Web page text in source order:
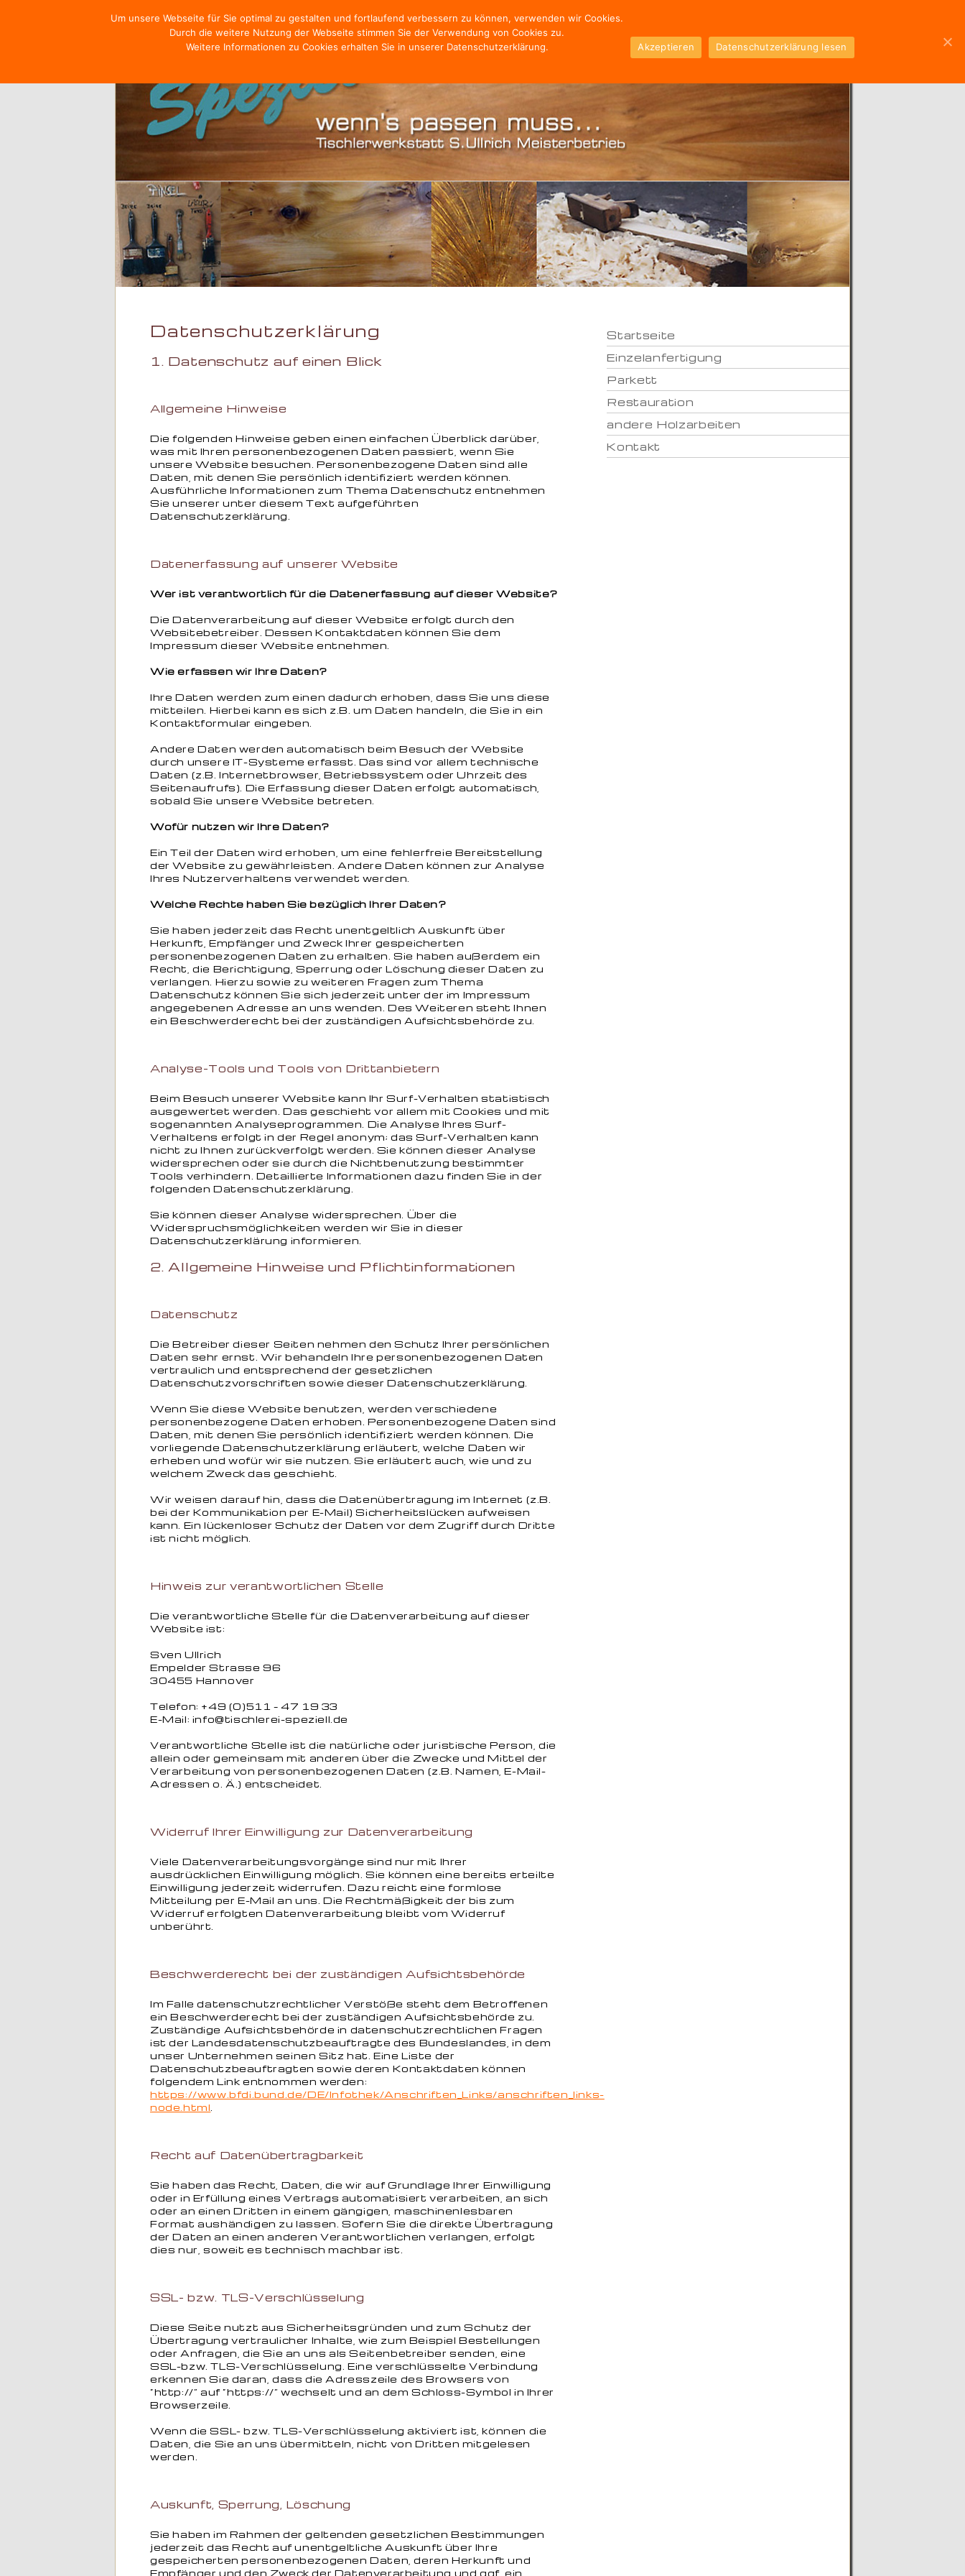
Datenschutzerklärung
1. Datenschutz auf einen Blick
Allgemeine Hinweise
Die folgenden Hinweise geben einen einfachen Überblick darüber,
was mit Ihren personenbezogenen Daten passiert, wenn Sie
unsere Website besuchen. Personenbezogene Daten sind alle
Daten, mit denen Sie persönlich identifiziert werden können.
Ausführliche Informationen zum Thema Datenschutz entnehmen
Sie unserer unter diesem Text aufgeführten
Datenschutzerklärung.
Datenerfassung auf unserer Website
Wer ist verantwortlich für die Datenerfassung auf dieser Website?
Die Datenverarbeitung auf dieser Website erfolgt durch den
Websitebetreiber. Dessen Kontaktdaten können Sie dem
Impressum dieser Website entnehmen.
Wie erfassen wir Ihre Daten?
Ihre Daten werden zum einen dadurch erhoben, dass Sie uns diese
mitteilen. Hierbei kann es sich z.B. um Daten handeln, die Sie in ein
Kontaktformular eingeben.
Andere Daten werden automatisch beim Besuch der Website
durch unsere IT-Systeme erfasst. Das sind vor allem technische
Daten (z.B. Internetbrowser, Betriebssystem oder Uhrzeit des
Seitenaufrufs). Die Erfassung dieser Daten erfolgt automatisch,
sobald Sie unsere Website betreten.
Wofür nutzen wir Ihre Daten?
Ein Teil der Daten wird erhoben, um eine fehlerfreie Bereitstellung
der Website zu gewährleisten. Andere Daten können zur Analyse
Ihres Nutzerverhaltens verwendet werden.
Welche Rechte haben Sie bezüglich Ihrer Daten?
Sie haben jederzeit das Recht unentgeltlich Auskunft über
Herkunft, Empfänger und Zweck Ihrer gespeicherten
personenbezogenen Daten zu erhalten. Sie haben außerdem ein
Recht, die Berichtigung, Sperrung oder Löschung dieser Daten zu
verlangen. Hierzu sowie zu weiteren Fragen zum Thema
Datenschutz können Sie sich jederzeit unter der im Impressum
angegebenen Adresse an uns wenden. Des Weiteren steht Ihnen
ein Beschwerderecht bei der zuständigen Aufsichtsbehörde zu.
Analyse-Tools und Tools von Drittanbietern
Beim Besuch unserer Website kann Ihr Surf-Verhalten statistisch
ausgewertet werden. Das geschieht vor allem mit Cookies und mit
sogenannten Analyseprogrammen. Die Analyse Ihres Surf-
Verhaltens erfolgt in der Regel anonym; das Surf-Verhalten kann
nicht zu Ihnen zurückverfolgt werden. Sie können dieser Analyse
widersprechen oder sie durch die Nichtbenutzung bestimmter
Tools verhindern. Detaillierte Informationen dazu finden Sie in der
folgenden Datenschutzerklärung.
Sie können dieser Analyse widersprechen. Über die
Widerspruchsmöglichkeiten werden wir Sie in dieser
Datenschutzerklärung informieren.
2. Allgemeine Hinweise und Pflichtinformationen
Datenschutz
Die Betreiber dieser Seiten nehmen den Schutz Ihrer persönlichen
Daten sehr ernst. Wir behandeln Ihre personenbezogenen Daten
vertraulich und entsprechend der gesetzlichen
Datenschutzvorschriften sowie dieser Datenschutzerklärung.
Wenn Sie diese Website benutzen, werden verschiedene
personenbezogene Daten erhoben. Personenbezogene Daten sind
Daten, mit denen Sie persönlich identifiziert werden können. Die
vorliegende Datenschutzerklärung erläutert, welche Daten wir
erheben und wofür wir sie nutzen. Sie erläutert auch, wie und zu
welchem Zweck das geschieht.
Wir weisen darauf hin, dass die Datenübertragung im Internet (z.B.
bei der Kommunikation per E-Mail) Sicherheitslücken aufweisen
kann. Ein lückenloser Schutz der Daten vor dem Zugriff durch Dritte
ist nicht möglich.
Hinweis zur verantwortlichen Stelle
Die verantwortliche Stelle für die Datenverarbeitung auf dieser
Website ist:
Sven Ullrich
Empelder Strasse 96
30455 Hannover
Telefon: +49 (0)511 – 47 19 33
E-Mail: info@tischlerei-speziell.de
Verantwortliche Stelle ist die natürliche oder juristische Person, die
allein oder gemeinsam mit anderen über die Zwecke und Mittel der
Verarbeitung von personenbezogenen Daten (z.B. Namen, E-Mail-
Adressen o. Ä.) entscheidet.
Widerruf Ihrer Einwilligung zur Datenverarbeitung
Viele Datenverarbeitungsvorgänge sind nur mit Ihrer
ausdrücklichen Einwilligung möglich. Sie können eine bereits erteilte
Einwilligung jederzeit widerrufen. Dazu reicht eine formlose
Mitteilung per E-Mail an uns. Die Rechtmäßigkeit der bis zum
Widerruf erfolgten Datenverarbeitung bleibt vom Widerruf
unberührt.
Beschwerderecht bei der zuständigen Aufsichtsbehörde
Im Falle datenschutzrechtlicher Verstöße steht dem Betroffenen
ein Beschwerderecht bei der zuständigen Aufsichtsbehörde zu.
Zuständige Aufsichtsbehörde in datenschutzrechtlichen Fragen
ist der Landesdatenschutzbeauftragte des Bundeslandes, in dem
unser Unternehmen seinen Sitz hat. Eine Liste der
Datenschutzbeauftragten sowie deren Kontaktdaten können
folgendem Link entnommen werden:
https://www.bfdi.bund.de/DE/Infothek/Anschriften_Links/anschriften_links-
node.html
Recht auf Datenübertragbarkeit
Sie haben das Recht, Daten, die wir auf Grundlage Ihrer Einwilligung
oder in Erfüllung eines Vertrags automatisiert verarbeiten, an sich
oder an einen Dritten in einem gängigen, maschinenlesbaren
Format aushändigen zu lassen. Sofern Sie die direkte Übertragung
der Daten an einen anderen Verantwortlichen verlangen, erfolgt
dies nur, soweit es technisch machbar ist.
SSL- bzw. TLS-Verschlüsselung
Diese Seite nutzt aus Sicherheitsgründen und zum Schutz der
Übertragung vertraulicher Inhalte, wie zum Beispiel Bestellungen
oder Anfragen, die Sie an uns als Seitenbetreiber senden, eine
SSL-bzw. TLS-Verschlüsselung. Eine verschlüsselte Verbindung
erkennen Sie daran, dass die Adresszeile des Browsers von
“http://” auf “https://” wechselt und an dem Schloss-Symbol in Ihrer
Browserzeile.
Wenn die SSL- bzw. TLS-Verschlüsselung aktiviert ist, können die
Daten, die Sie an uns übermitteln, nicht von Dritten mitgelesen
werden.
Auskunft, Sperrung, Löschung
Sie haben im Rahmen der geltenden gesetzlichen Bestimmungen
jederzeit das Recht auf unentgeltliche Auskunft über Ihre
gespeicherten personenbezogenen Daten, deren Herkunft und
Empfänger und den Zweck der Datenverarbeitung und ggf. ein
Startseite
Einzelanfertigung
Parkett
Restauration
andere Holzarbeiten
Kontakt
Um unsere Webseite für Sie optimal zu gestalten und fortlaufend verbessern zu können, verwenden wir Cookies.
Durch die weitere Nutzung der Webseite stimmen Sie der Verwendung von Cookies zu.
Weitere Informationen zu Cookies erhalten Sie in unserer Datenschutzerklärung.
Akzeptieren Datenschutzerklärung lesen